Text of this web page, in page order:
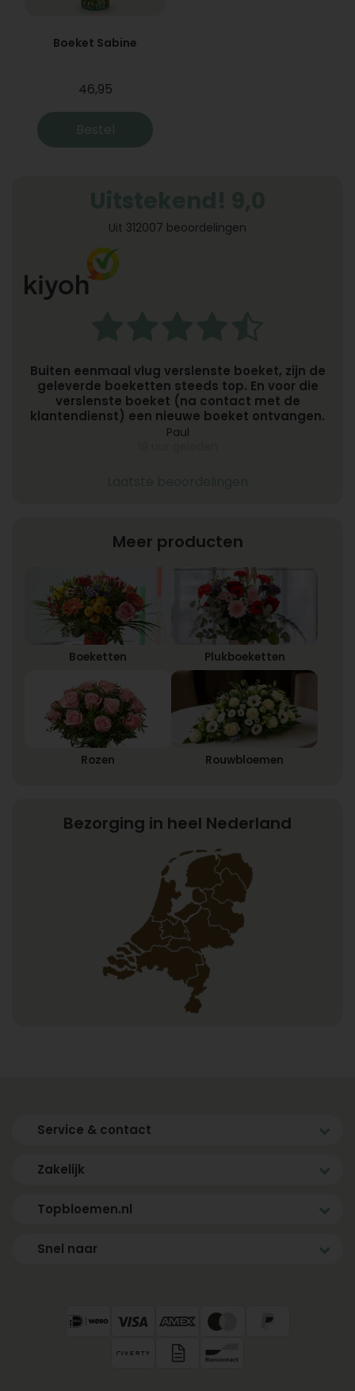
Boeket Sabine
46,95
Bestel
Uit 312007 beoordelingen
Buiten eenmaal vlug verslenste boeket, zijn de
geleverde boeketten steeds top. En voor die
verslenste boeket (na contact met de
klantendienst) een nieuwe boeket ontvangen.
Topbloemen.nl is TOP.
Paul
Meer producten
Boeketten Plukboeketten
Rozen Rouwbloemen
Bezorging in heel Nederland
Service & contact
Zakelijk
Topbloemen.nl
Snel naar